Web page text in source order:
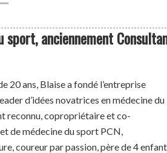
anciennement
20 ans, Blaise a fondé l’entreprise
d’idées novatrices en médecine du
reconnu, copropriétaire et co-
de médecine du sport PCN,
coureur par passion, père de 4